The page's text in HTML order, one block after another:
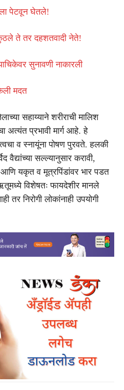
पेटवून घेतले!
ते तर दहशतवादी नेते!
सुनावणी नाकारली
मदत
सहाय्याने शरीराची मालिश
अत्यंत प्रभावी मार्ग आहे. हे
व स्नायूंना पोषण पुरवते. हलकी
सल्ल्यानुसार करावी,
आणि यकृत व मूत्रपिंडांवर भार पडत
विशेषतः फायदेशीर मानले
तर निरोगी लोकांनाही उपयोगी